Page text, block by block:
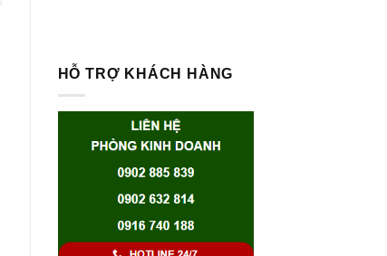
HỖ TRỢ KHÁCH HÀNG